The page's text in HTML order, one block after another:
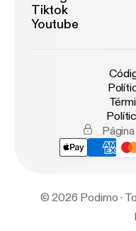
Tiktok
Youtube
© 2026 Podimo ·